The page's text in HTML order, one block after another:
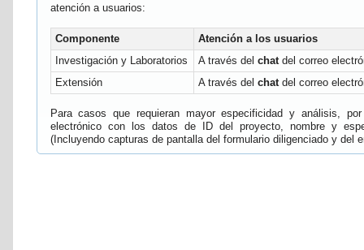
atención a usuarios:
Componente
Atención a los usuarios
Investigación y Laboratorios
A través del chatdel correo
Extensión
A través del chatdel correo
Para casos que requieran mayor especificidad y análisis,
electrónico con los datos de ID del proyecto, nombre y
(Incluyendo capturas de pantalla del formulario diligenciado y del